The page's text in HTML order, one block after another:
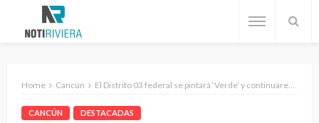
Home Cancún El Distrito 03 federal se pintará ‘Verde’ y continuaremos con la Transformación: Yamili Góngora
CANCÚN DESTACADAS